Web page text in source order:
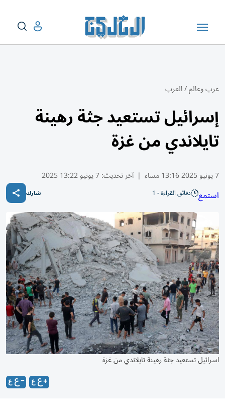
عرب وعالم/العرب
إسرائيل تستعيد جثة رهينة
تايلاندي من غزة
7 يونيو 2025 13:16 مساء | آخر تحديث:7 يونيو 13:22 2025
استمع دقائق القراءة - 1 شارك
اسرائيل تستعيد جثة رهينة تايلاندي من غزة